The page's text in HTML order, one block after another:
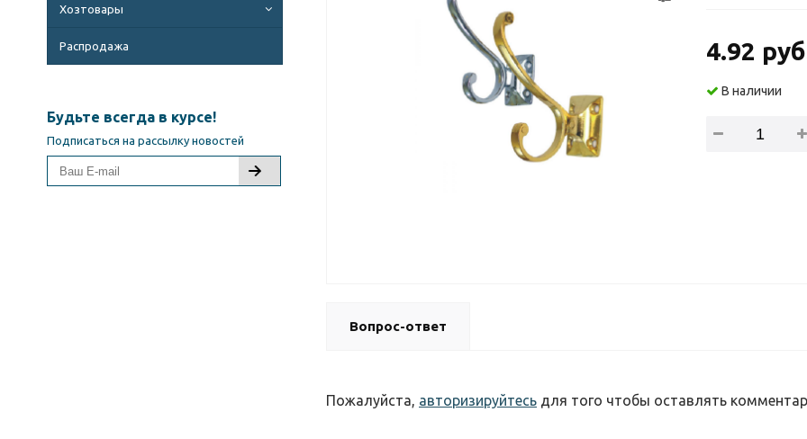
Хозтовары
Распродажа
Будьте всегда в курсе!
Подписаться на рассылку новостей
4.92
В наличии
Вопрос-ответ
Пожалуйста, авторизируйтесь для того чтобы оставлять